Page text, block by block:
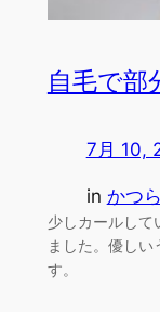
自毛で部
7月 10,
in かつ
少しカールして
ました。優し
す。